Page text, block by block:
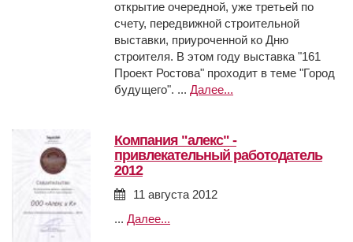
открытие очередной, уже третьей по
счету, передвижной строительной
выставки, приуроченной ко Дню
строителя. В этом году выставка "161
Проект Ростова" проходит в теме "Город
будущего". ... Далее...
компания "алекс" -
привлекательный работодатель
2012
11 августа 2012
... Далее...